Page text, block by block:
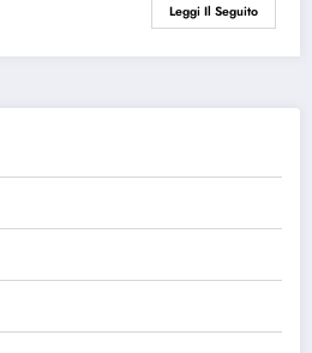
Leggi Il Seguito